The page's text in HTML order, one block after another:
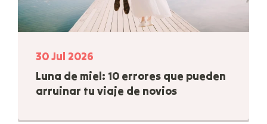
30 Jul 2026
Luna de miel: 10 errores que pueden
arruinar tu viaje de novios